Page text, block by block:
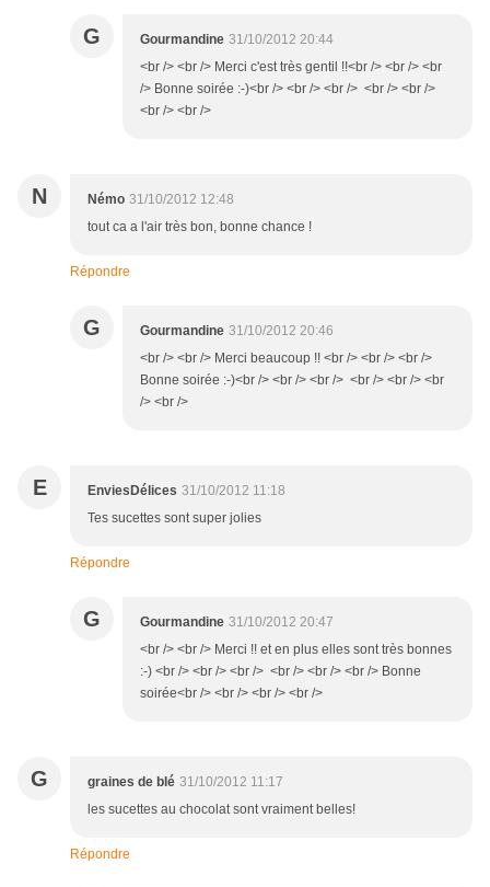
G Gourmandine 31/10/2012 20:44
<br /> <br /> Merci c'est très gentil !!<br /> <br /> <br
/> Bonne soirée :-)<br /> <br /> <br /> <br /> <br />
<br /> <br />
N Némo 31/10/2012 12:48
tout ca a l'air très bon, bonne chance !
Répondre
G Gourmandine 31/10/2012 20:46
<br /> <br /> Merci beaucoup !! <br /> <br /> <br />
Bonne soirée :-)<br /> <br /> <br /> <br /> <br /> <br
/> <br />
E EnviesDélices 31/10/2012 11:18
Tes sucettes sont super jolies
Répondre
G Gourmandine 31/10/2012 20:47
<br /> <br /> Merci !! et en plus elles sont très bonnes
:-) <br /> <br /> <br /> <br /> <br /> <br /> Bonne
soirée<br /> <br /> <br /> <br />
G graines de blé 31/10/2012 11:17
les sucettes au chocolat sont vraiment belles!
Répondre